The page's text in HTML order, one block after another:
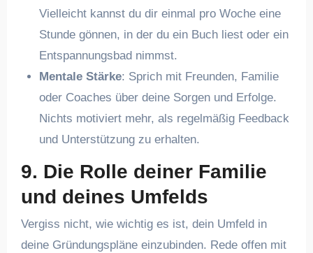
Vielleicht kannst du dir einmal pro Woche eine
Stunde gönnen, in der du ein Buch liest oder ein
Entspannungsbad nimmst.
Mentale Stärke: Sprich mit Freunden, Familie
oder Coaches über deine Sorgen und Erfolge.
Nichts motiviert mehr, als regelmäßig Feedback
und Unterstützung zu erhalten.
9. Die Rolle deiner Familie
und deines Umfelds
Vergiss nicht, wie wichtig es ist, dein Umfeld in
deine Gründungspläne einzubinden. Rede offen mit